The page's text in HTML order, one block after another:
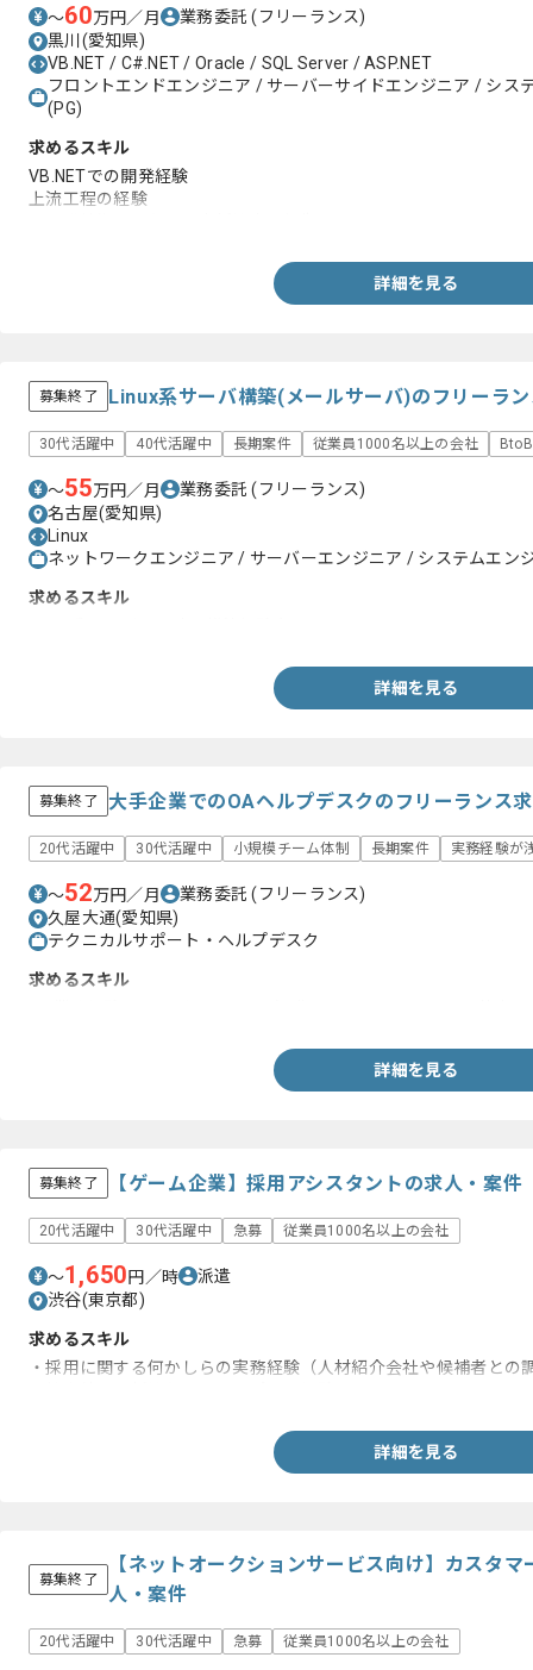
〜60万円／月 業務委託(フリーランス)
黒川(愛知県)
VB.NET / C#.NET / Oracle / SQL Server / ASP.NET
フロントエンドエンジニア / サーバーサイドエンジニア / シス
(PG)
求めるスキル
VB.NETでの開発経験
上流工程の経験
詳細を見る
募集終了 Linux系サーバ構築(メールサーバ)のフリーラ
30代活躍中 40代活躍中 長期案件 従業員1000名以上の会社
〜55万円／月 業務委託(フリーランス)
名古屋(愛知県)
Linux
ネットワークエンジニア / サーバーエンジニア / システムエン
求めるスキル
詳細を見る
募集終了 大手企業でのOAヘルプデスクのフリーランス
20代活躍中 30代活躍中 小規模チーム体制 長期案件 実務経験が
〜52万円／月 業務委託(フリーランス)
久屋大通(愛知県)
テクニカルサポート・ヘルプデスク
求めるスキル
詳細を見る
募集終了 【ゲーム企業】採用アシスタントの求人・案件
20代活躍中 30代活躍中 急募 従業員1000名以上の会社
〜1,650円／時
派遣
渋谷(東京都)
求めるスキル
・採用に関する何かしらの実務経験（人材紹介会社や候補者との
詳細を見る
募集終了
【ネットオークションサービス向け】カスタマ
人・案件
20代活躍中 30代活躍中 急募 従業員1000名以上の会社